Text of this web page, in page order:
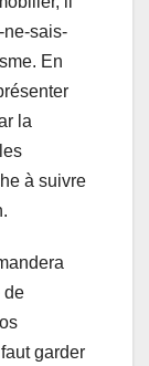
ne-sais-
En
la
à suivre
de
garder